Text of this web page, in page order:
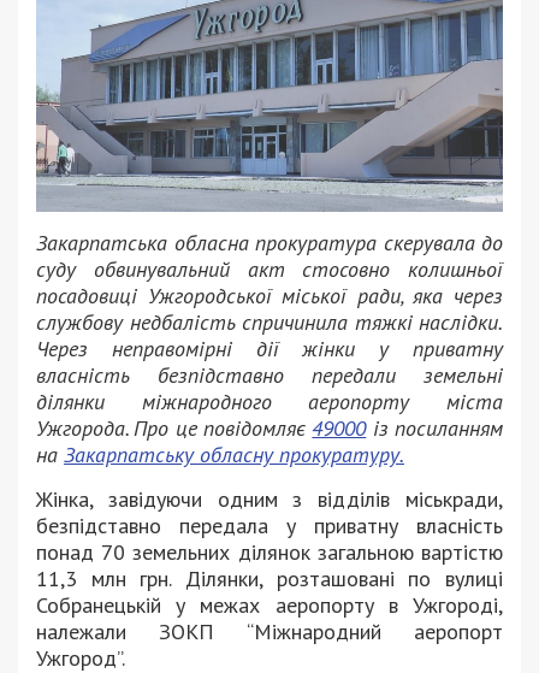
Закарпатська обласна прокуратура скерувала до
суду обвинувальний акт стосовно колишньої
посадовиці Ужгородської міської ради, яка через
службову недбалість спричинила тяжкі наслідки.
Через неправомірні дії жінки у приватну
власність безпідставно передали земельні
ділянки міжнародного аеропорту міста
Ужгорода. Про це повідомляє49000із посиланням
на Закарпатську обласну прокуратуру.
Жінка, завідуючи одним з відділів міськради,
безпідставно передала у приватну власність
понад 70 земельних ділянок загальною вартістю
11,3 млн грн. Ділянки, розташовані по вулиці
Собранецькій у межах аеропорту в Ужгороді,
належали ЗОКП “Міжнародний аеропорт
Ужгород”.